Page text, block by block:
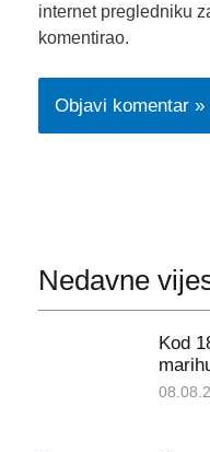
internet pregledniku
komentirao.
Nedavne
Kod